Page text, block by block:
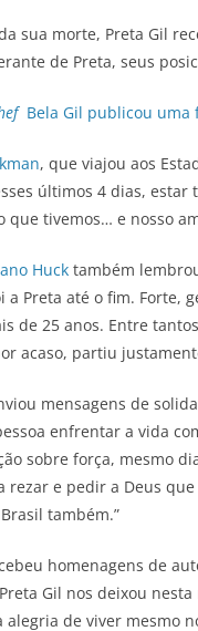
sua morte, Preta Gil
de Preta, seus
Bela Gil publicou uma
, que viajou aos
últimos 4 dias,
que tivemos… e nosso
Huck também
a Preta até o fim. Forte,
de 25 anos. Entre
acaso, partiu
mensagens de
enfrentar a vida
sobre força, mesmo
rezar e pedir a Deus
também.”
homenagens de
Gil nos deixou
alegria de viver mesmo